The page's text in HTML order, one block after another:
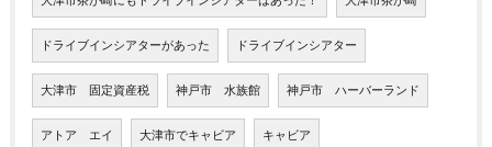
ドライブインシアターがあった ドライブインシアター
大津市 固定資産税 神戸市 水族館 神戸市 ハーバーランド
アトア エイ 大津市でキャビア キャビア